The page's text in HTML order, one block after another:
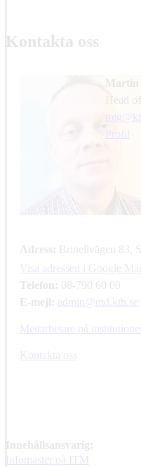
Kontakta oss
Martin
Head
Profil
Adress: Brinellvägen 83,
Visa adressen i Google
Telefon: 08-790 60 00
E-mejl: admin@md.kth.se
Medarbetare på institutionen
Kontakta oss
Innehållsansvarig:
Infomaster på ITM